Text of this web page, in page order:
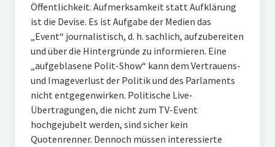
Öffentlichkeit. Aufmerksamkeit statt Aufklärung
ist die Devise. Es ist Aufgabe der Medien das
„Event“ journalistisch, d. h. sachlich, aufzubereiten
und über die Hintergründe zu informieren. Eine
„aufgeblasene Polit-Show“ kann dem Vertrauens-
und Imageverlust der Politik und des Parlaments
nicht entgegenwirken. Politische Live-
Übertragungen, die nicht zum TV-Event
hochgejubelt werden, sind sicher kein
Quotenrenner. Dennoch müssen interessierte